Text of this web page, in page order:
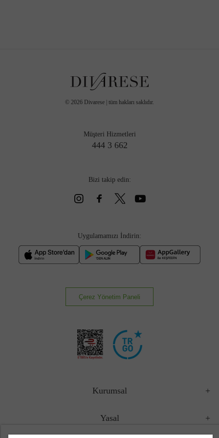
© 2026 Divarese | tüm hakları saklıdır.
Müşteri Hizmetleri
444 3 662
Bizi takip edin:
Uygulamamızı İndirin:
Çerez Yönetim Paneli
Kurumsal
Yasal